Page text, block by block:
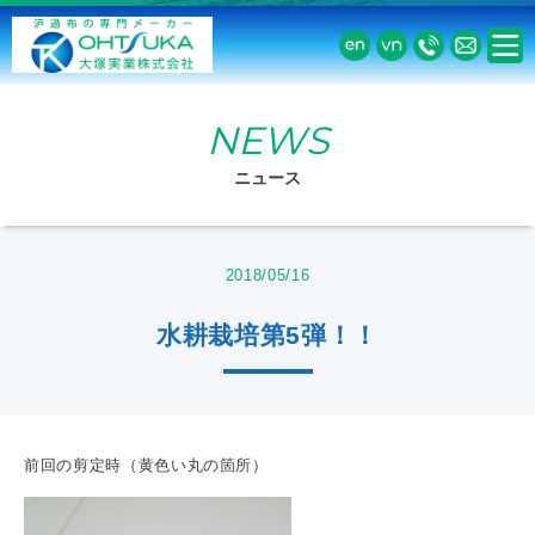
NEWS
ニュース
2018/05/16
水耕栽培第5弾！！
前回の剪定時（黄色い丸の箇所）